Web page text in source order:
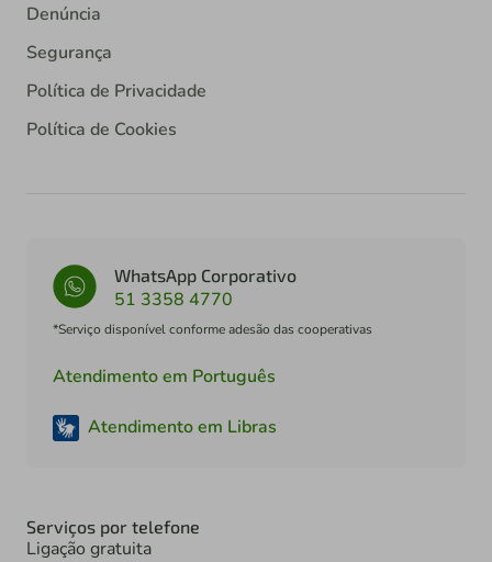
Denúncia
Segurança
Política de Privacidade
Política de Cookies
WhatsApp Corporativo
51 3358 4770
*Serviço disponível conforme adesão das cooperativas
Atendimento em Português
Atendimento em Libras
Serviços por telefone
Ligação gratuita